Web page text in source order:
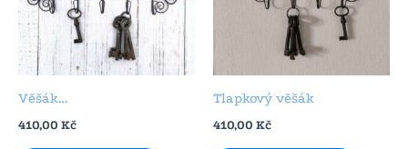
Věšák…
410,00 Kč
Tlapkový věšák
410,00 Kč